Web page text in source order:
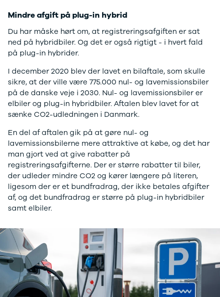
Grand Scenic
IV
Scenic IV
Trafic
Master IV T33
Express
Scenic E-
Tech Electric
Seat
SUV
Mii
Ibiza
Leon
Toledo
Ateca
Arona
Se alle Skoda
Elbil
SUV
Citigo
Elroq
Enyaq
Mindre afgift på plug-in hybrid
Du har måske hørt om, at registreringsafgiften er sat
ned på hybridbiler. Og det er også rigtigt - i hvert fald
på plug-in hybrider.
I december 2020 blev der lavet en bilaftale, som skulle
sikre, at der ville være 775.000 nul- og lavemissionsbiler
på de danske veje i 2030. Nul- og lavemissionsbiler er
elbiler og plug-in hybridbiler. Aftalen blev lavet for at
sænke CO2-udledningen i Danmark.
En del af aftalen gik på at gøre nul- og
lavemissionsbilerne mere attraktive at købe, og det har
man gjort ved at give rabatter på
registreringsafgifterne. Der er større rabatter til biler,
der udleder mindre CO2 og kører længere på literen,
ligesom der er et bundfradrag, der ikke betales afgifter
af, og det bundfradrag er større på plug-in hybridbiler
samt elbiler.